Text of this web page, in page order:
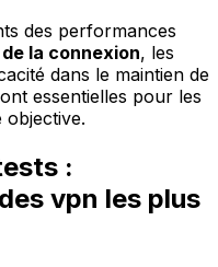
des performances
la connexion, les
dans le maintien de
essentielles pour les
objective.
:
vpn les plus